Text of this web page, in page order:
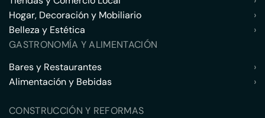
Hogar, Decoración y Mobiliario
›
Belleza y Estética
›
GASTRONOMÍA Y ALIMENTACIÓN
Bares y Restaurantes
›
Alimentación y Bebidas
›
CONSTRUCCIÓN Y REFORMAS